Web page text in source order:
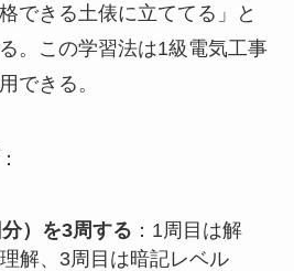
できる土俵に立ててる」と
。この学習法は1級電気工事
できる。
）を3周する ：1周目は解
解、3周目は暗記レベル